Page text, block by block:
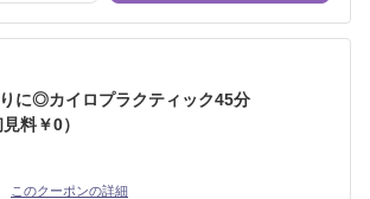
に◎カイロプラクティック45分
料￥0）
このクーポンの詳細